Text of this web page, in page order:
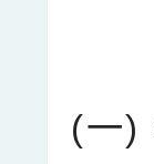
(一)